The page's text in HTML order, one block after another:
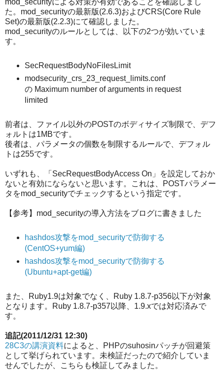
mod_securityによる対策が有効であることを確認しまし
た。mod_securityの最新版(2.6.3)およびCRS(Core Rule
Set)の最新版(2.2.3)にて確認しました。
mod_securityのルールとしては、以下の2つが効いていま
す。
SecRequestBodyNoFilesLimit
modsecurity_crs_23_request_limits.conf
の Maximum number of arguments in request
limited
前者は、ファイル以外のPOSTのボディサイズ制限で、デフ
ォルトは1MBです。
後者は、パラメータの個数を制限するルールで、デフォル
トは255です。
いずれも、「SecRequestBodyAccess On」を設定しておか
ないと有効にならないと思います。これは、POSTパラメー
タをmod_securityでチェックするという指定です。
【参考】mod_securityの導入方法をブログに書きました
hashdos攻撃をmod_securityで防御する
(CentOS+yum編)
hashdos攻撃をmod_securityで防御する
(Ubuntu+apt-get編)
また、Ruby1.9は対象でなく、Ruby 1.8.7-p356以下が対象
となります。Ruby 1.8.7-p357以降、1.9.xでは対応済みで
す。
追記(2011/12/31 12:30)
28C3の講演資料によると、PHPのsuhosinパッチが回避策
として挙げられています。未検証だったので紹介していま
せんでしたが、こちらも検証してみました。